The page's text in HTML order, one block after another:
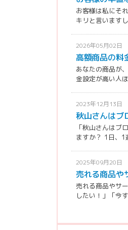
お客様は私にそ
キリと言います
2026年05月02日
高額商品の料
あなたの商品が
金設定が高い人
2023年12月13日
秋山さんはブ
「秋山さんはブ
ますか？ 1日、1
2025年09月20日
売れる商品や
売れる商品やサ
したい！」「今